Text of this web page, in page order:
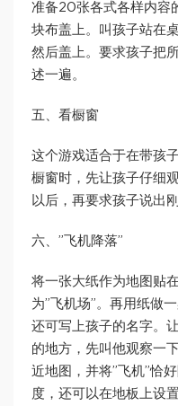
准备20张各式各样内容
块布盖上。叫孩子站在
然后盖上。要求孩子把
述一遍。
五、看橱窗
这个游戏适合于在带孩
橱窗时，先让孩子仔细
以后，再要求孩子说出
六、”飞机降落”
将一张大纸作为地图贴
为”飞机场”。再用纸做
还可写上孩子的名字。
的地方，先叫他观察一
近地图，并将”飞机”恰
度，还可以在地板上设